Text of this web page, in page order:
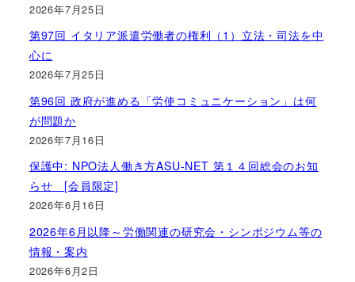
2026年7月25日
第97回 イタリア派遣労働者の権利（1）立法・司法を中
心に
2026年7月25日
第96回 政府が進める「労使コミュニケーション」は何
が問題か
2026年7月16日
保護中: NPO法人働き方ASU-NET 第１４回総会のお知
らせ [会員限定]
2026年6月16日
2026年6月以降～労働関連の研究会・シンポジウム等の
情報・案内
2026年6月2日